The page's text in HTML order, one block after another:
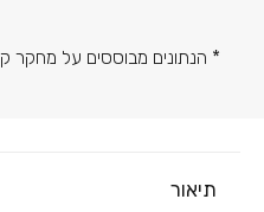
* הנתונים מבוססים על מחקר
תיאור